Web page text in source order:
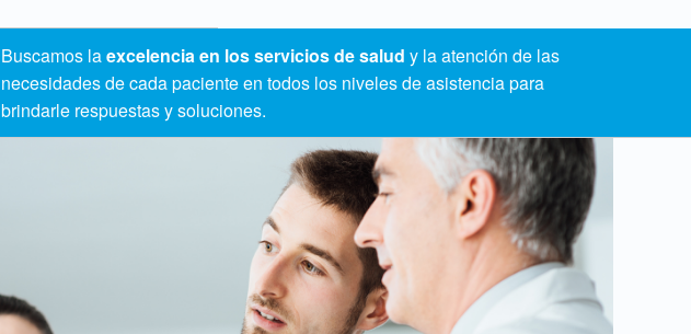
Buscamos laexcelencia en los servicios de salud y la atención de las
necesidades de cada paciente en todos los niveles de asistencia para
brindarle respuestas y soluciones.